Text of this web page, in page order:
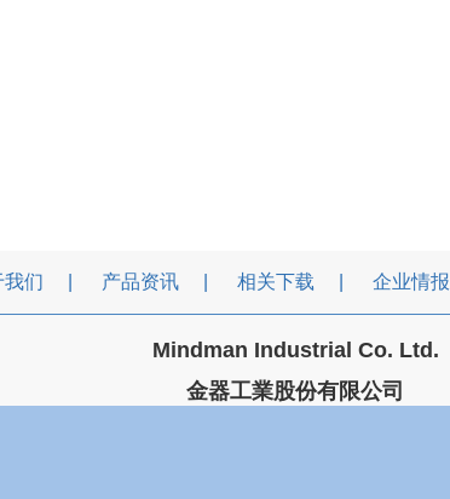
我们 产品资讯 相关下载 企业情报
Mindman Industrial Co. Ltd.
金器工業股份有限公司